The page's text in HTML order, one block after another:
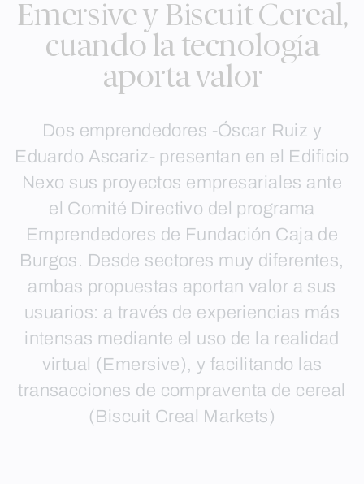
Emersive y Biscuit Cereal,
cuando la tecnología
aporta valor
Dos emprendedores -Óscar Ruiz y
Eduardo Ascariz- presentan en el Edificio
Nexo sus proyectos empresariales ante
el Comité Directivo del programa
Emprendedores de Fundación Caja de
Burgos. Desde sectores muy diferentes,
ambas propuestas aportan valor a sus
usuarios: a través de experiencias más
intensas mediante el uso de la realidad
virtual (Emersive), y facilitando las
transacciones de compraventa de cereal
(Biscuit Creal Markets)